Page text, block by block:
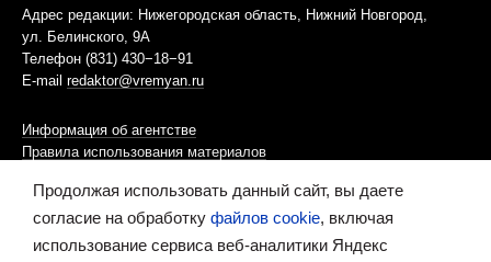
Адрес редакции: Нижегородская область, Нижний Новгород,
ул. Белинского, 9А
Телефон (831) 430−18−91
E-mail redaktor@vremyan.ru
Информация об агентстве
Правила использования материалов
Информационная политика использования «cookies»-файлов
Ресурс содержит материалы 16+
Продолжая использовать данный сайт, вы даете
согласие на обработку файлов cookie, включая
использование сервиса веб-аналитики Яндекс